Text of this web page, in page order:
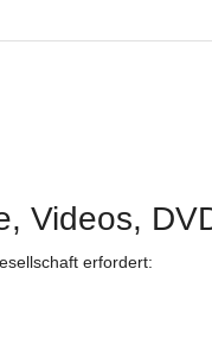
Videos,
erfordert: